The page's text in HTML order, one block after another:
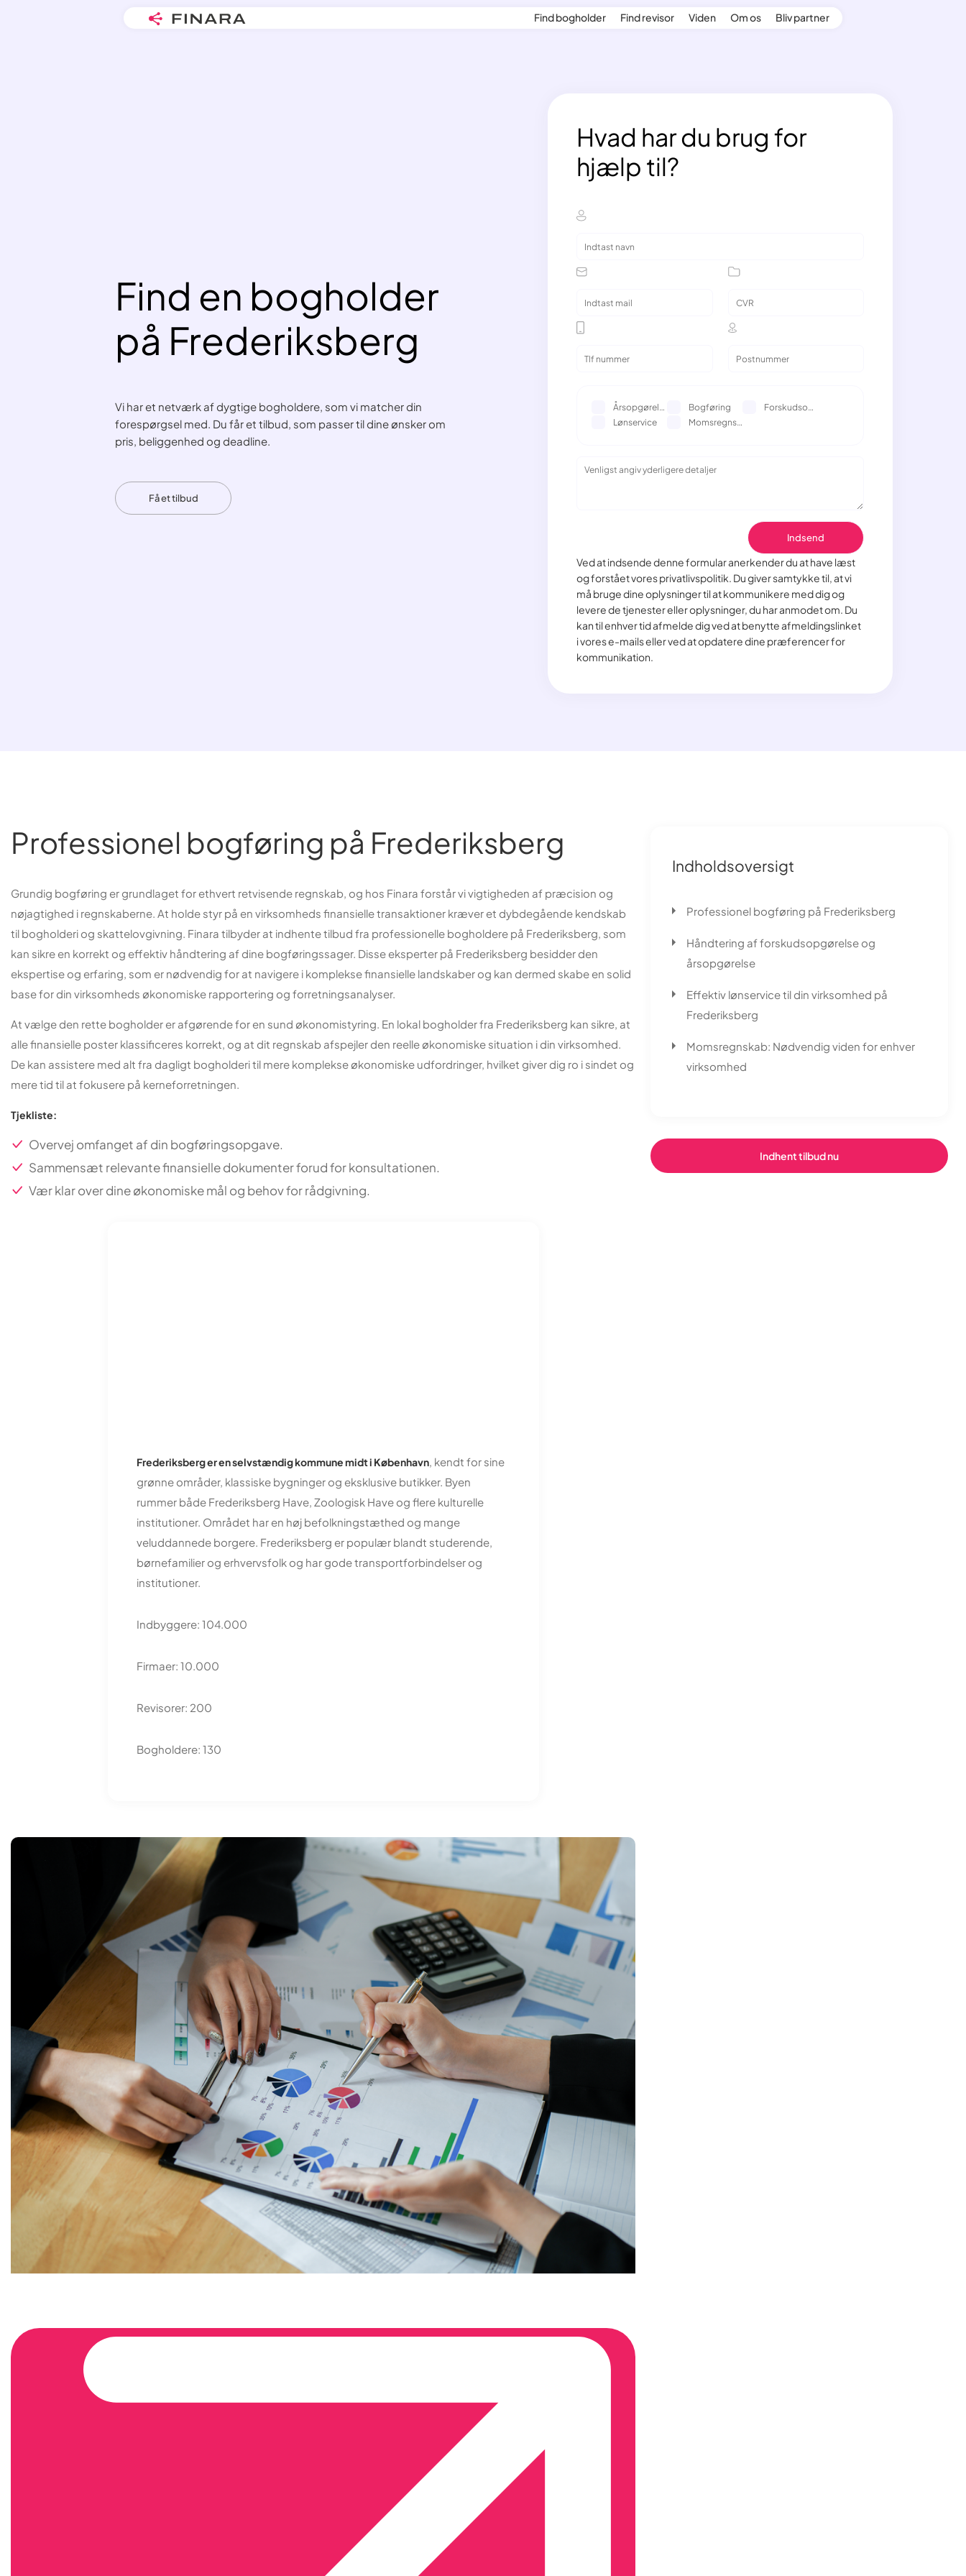
Find bogholder Find revisor Viden Om os Bliv partner
Find en bogholder
på Frederiksberg
Vi har et netværk af dygtige bogholdere, som vi matcher din
forespørgsel med. Du får et tilbud, som passer til dine ønsker om
pris, beliggenhed og deadline.
Få et tilbud
Hvad har du brug for
hjælp til?
Årsopgørelse Bogføring
Forskudsopgørelse
Lønservice
Momsregnskab
Ved at indsende denne formular anerkender du at have læst
og forstået vores privatlivspolitik. Du giver samtykke til, at vi
må bruge dine oplysninger til at kommunikere med dig og
levere de tjenester eller oplysninger, du har anmodet om. Du
kan til enhver tid afmelde dig ved at benytte afmeldingslinket
i vores e-mails eller ved at opdatere dine præferencer for
kommunikation.
Professionel bogføring på Frederiksberg
Grundig bogføring er grundlaget for ethvert retvisende regnskab, og hos Finara forstår vi vigtigheden af præcision og
nøjagtighed i regnskaberne. At holde styr på en virksomheds finansielle transaktioner kræver et dybdegående kendskab
til bogholderi og skattelovgivning. Finara tilbyder at indhente tilbud fra professionelle bogholdere på Frederiksberg, som
kan sikre en korrekt og effektiv håndtering af dine bogføringssager. Disse eksperter på Frederiksberg besidder den
ekspertise og erfaring, som er nødvendig for at navigere i komplekse finansielle landskaber og kan dermed skabe en solid
base for din virksomheds økonomiske rapportering og forretningsanalyser.
At vælge den rette bogholder er afgørende for en sund økonomistyring. En lokal bogholder fra Frederiksberg kan sikre, at
alle finansielle poster klassificeres korrekt, og at dit regnskab afspejler den reelle økonomiske situation i din virksomhed.
De kan assistere med alt fra dagligt bogholderi til mere komplekse økonomiske udfordringer, hvilket giver dig ro i sindet og
mere tid til at fokusere på kerneforretningen.
Tjekliste:
Overvej omfanget af din bogføringsopgave.
Sammensæt relevante finansielle dokumenter forud for konsultationen.
Vær klar over dine økonomiske mål og behov for rådgivning.
Frederiksberg er en selvstændig kommune midt i København, kendt for sine
grønne områder, klassiske bygninger og eksklusive butikker. Byen
rummer både Frederiksberg Have, Zoologisk Have og flere kulturelle
institutioner. Området har en høj befolkningstæthed og mange
veluddannede borgere. Frederiksberg er populær blandt studerende,
børnefamilier og erhvervsfolk og har gode transportforbindelser og
institutioner.
Indbyggere: 104.000
Firmaer: 10.000
Revisorer: 200
Bogholdere: 130
Indholdsoversigt
Professionel bogføring på Frederiksberg
Håndtering af forskudsopgørelse og
årsopgørelse
Effektiv lønservice til din virksomhed på
Frederiksberg
Momsregnskab: Nødvendig viden for enhver
virksomhed
Indhent tilbud nu